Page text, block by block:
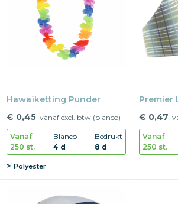
Hawaïketting Punder
€ 0,45 vanaf excl. btw (blanco)
Vanaf
250 st.
Blanco
4 d
Bedrukt
8 d
Polyester
Premier
€ 0,47
Vanaf
250 st.